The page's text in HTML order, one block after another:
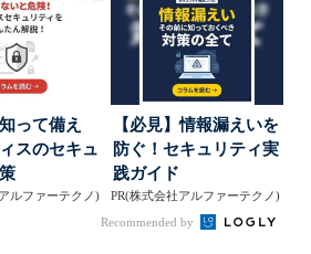
って備え
スのセキュ
ルファーテクノ)
【必見】情報漏えいを
防ぐ！セキュリティ実
践ガイド
PR(株式会社アルファーテクノ)
Recommended by